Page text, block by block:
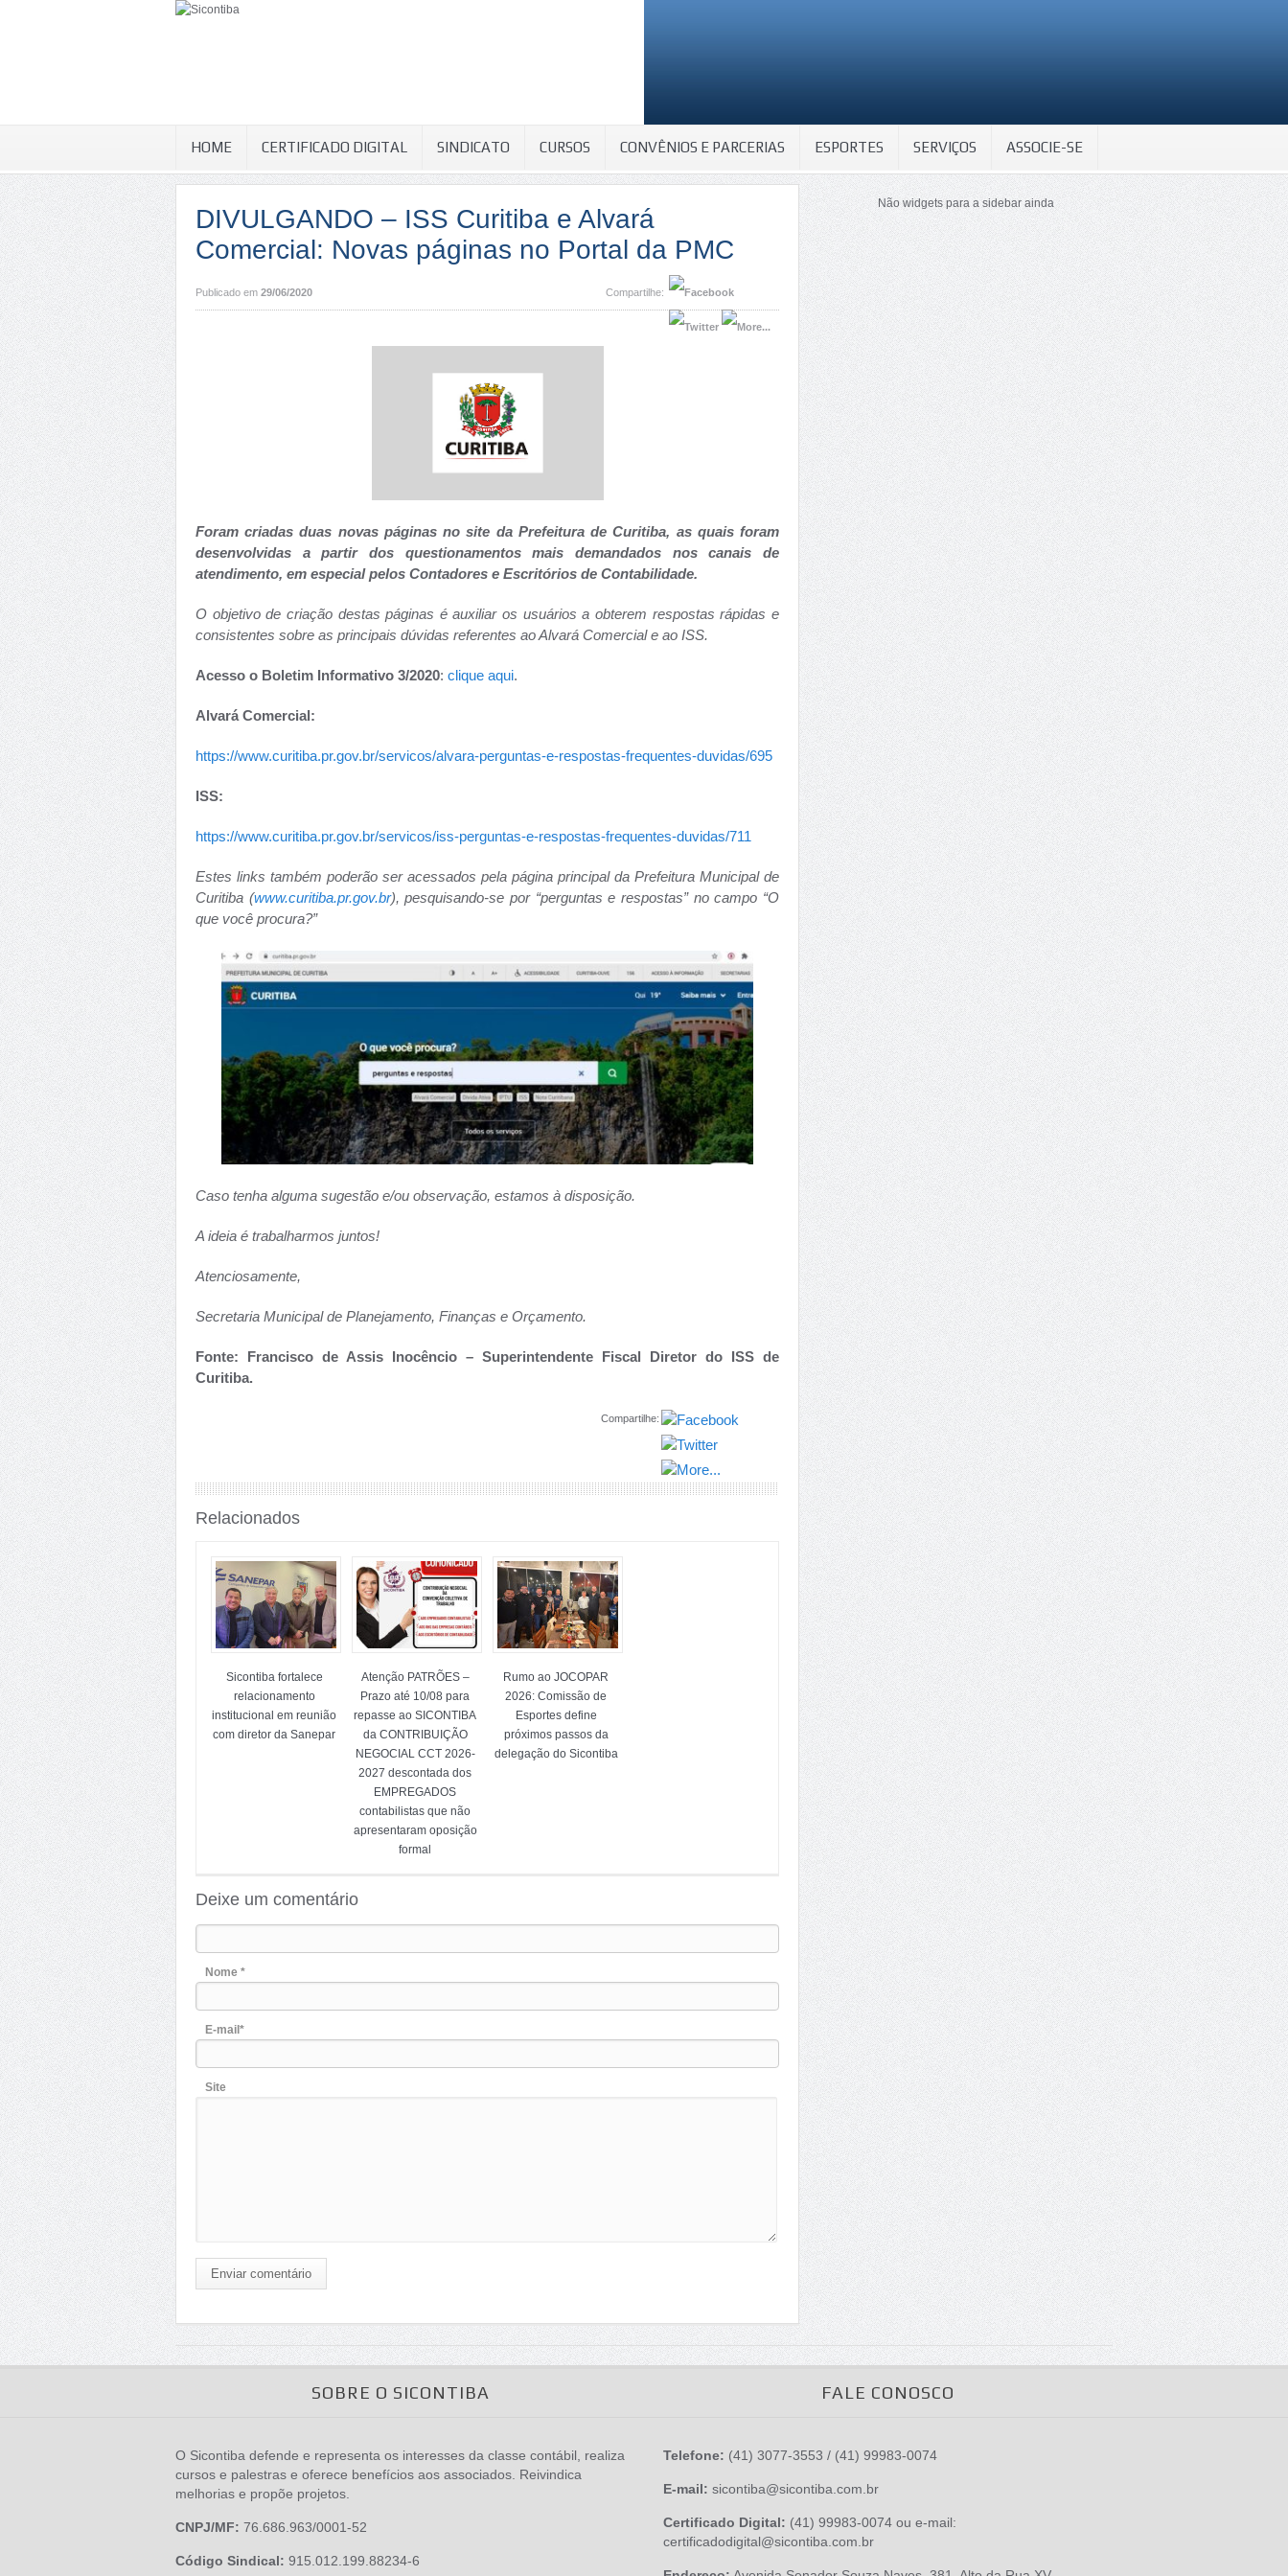
HOME CERTIFICADO DIGITAL SINDICATO CURSOS CONVÊNIOS E PARCERIAS ESPORTES SERVIÇOS ASSOCIE-SE
DIVULGANDO – ISS Curitiba e Alvará
Comercial: Novas páginas no Portal da PMC
Publicado em 29/06/2020 Compartilhe:
Foram criadas duas novas páginas no site da Prefeitura de Curitiba, as quais foram
desenvolvidas a partir dos questionamentos mais demandados nos canais de
atendimento, em especial pelos Contadores e Escritórios de Contabilidade.
O objetivo de criação destas páginas é auxiliar os usuários a obterem respostas rápidas e
consistentes sobre as principais dúvidas referentes ao Alvará Comercial e ao ISS.
Acesso o Boletim Informativo 3/2020: clique aqui.
Alvará Comercial:
https://www.curitiba.pr.gov.br/servicos/alvara-perguntas-e-respostas-frequentes-duvidas/695
ISS:
https://www.curitiba.pr.gov.br/servicos/iss-perguntas-e-respostas-frequentes-duvidas/711
Estes links também poderão ser acessados pela página principal da Prefeitura Municipal de
Curitiba (www.curitiba.pr.gov.br), pesquisando-se por “perguntas e respostas” no campo “O
que você procura?”
Caso tenha alguma sugestão e/ou observação, estamos à disposição.
A ideia é trabalharmos juntos!
Atenciosamente,
Secretaria Municipal de Planejamento, Finanças e Orçamento.
Fonte: Francisco de Assis Inocêncio – Superintendente Fiscal Diretor do ISS de
Curitiba.
Compartilhe:
Relacionados
Sicontiba fortalece
relacionamento
institucional em reunião
com diretor da Sanepar
Atenção PATRÕES –
Prazo até 10/08 para
repasse ao SICONTIBA
da CONTRIBUIÇÃO
NEGOCIAL CCT 2026-
2027 descontada dos
EMPREGADOS
contabilistas que não
apresentaram oposição
formal
Rumo ao JOCOPAR
2026: Comissão de
Esportes define
próximos passos da
delegação do Sicontiba
Deixe um comentário
Nome *
E-mail*
Site
Enviar comentário
Não widgets para a sidebar ainda
SOBRE O SICONTIBA
O Sicontiba defende e representa os interesses da classe contábil, realiza
cursos e palestras e oferece benefícios aos associados. Reivindica
melhorias e propõe projetos.
CNPJ/MF: 76.686.963/0001-52
Código Sindical: 915.012.199.88234-6
FALE CONOSCO
Telefone: (41) 3077-3553 / (41) 99983-0074
E-mail: sicontiba@sicontiba.com.br
Certificado Digital: (41) 99983-0074 ou e-mail:
certificadodigital@sicontiba.com.br